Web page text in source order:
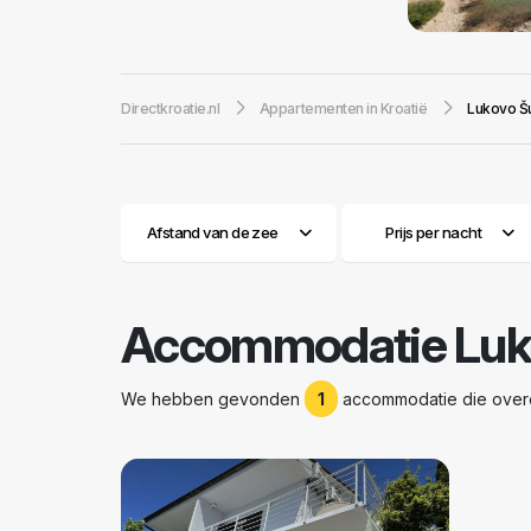
gastronomie
ligging aan de
Lukovo Šugarje
parken
Directkroatie.nl Appartementen in Kroatië Lukovo
Afstand van de zee Prijs per nacht
Accommodatie
We hebben gevonden 1 accommodatie die